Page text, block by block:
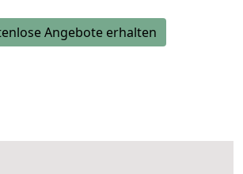
Angebote erhalten